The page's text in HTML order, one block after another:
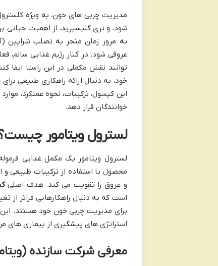
شود، و تری گلیسیرید، از اهمیت حیاتی
به مرور زمان منجر به تصلب شرایین
عروقی شود. در کنار رژیم غذایی سالم،
توانند نقش مکملی در این راستا ایفا
خود، به دنبال ارائه راهکاری طبیعی
این کپسول، ترکیبات، نحوه عملکرد،
خوانندگان قرار دهد.
لسترول ویتامور
لسترول ویتامور یک مکمل غذایی
محصول با استفاده از ترکیبات طبیعی
و عروق را تقویت می کند. هدف اصلی
است که به دنبال راهکارهایی فراتر از
برای مدیریت چربی خون خود هستند.
استراتژی های پیشگیری از بیماری های
معرفی شرکت سازنده